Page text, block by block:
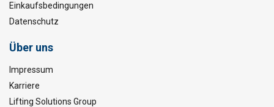
Einkaufsbedingungen
Datenschutz
Über uns
Impressum
Karriere
Lifting Solutions Group